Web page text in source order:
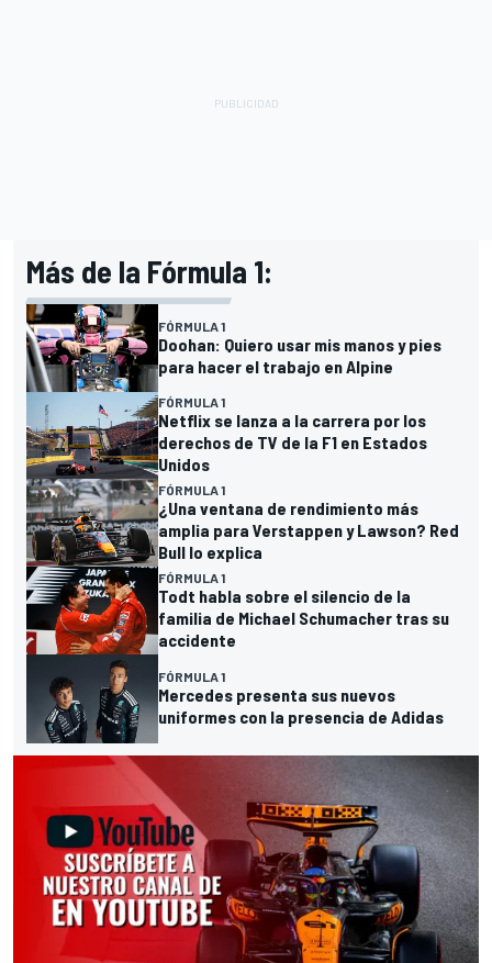
Más de la Fórmula 1:
FÓRMULA 1
Doohan: Quiero usar mis manos y pies
para hacer el trabajo en Alpine
FÓRMULA 1
Netflix se lanza a la carrera por los
derechos de TV de la F1 en Estados
Unidos
FÓRMULA 1
¿Una ventana de rendimiento más
amplia para Verstappen y Lawson? Red
Bull lo explica
FÓRMULA 1
Todt habla sobre el silencio de la
familia de Michael Schumacher tras su
accidente
FÓRMULA 1
Mercedes presenta sus nuevos
uniformes con la presencia de Adidas